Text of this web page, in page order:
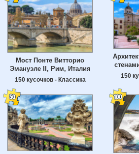
Мост Понте Витторио
Эмануэле II, Рим, Италия
150 кусочков - Классика
150